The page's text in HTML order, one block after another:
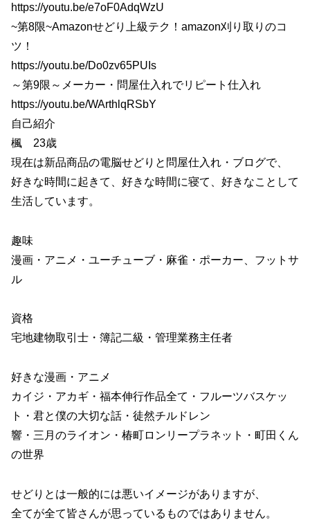
https://youtu.be/e7oF0AdqWzU
~第8限~Amazonせどり上級テク！amazon刈り取りのコ
ツ！
https://youtu.be/Do0zv65PUIs
～第9限～メーカー・問屋仕入れでリピート仕入れ
https://youtu.be/WArthlqRSbY
自己紹介
楓 23歳
現在は新品商品の電脳せどりと問屋仕入れ・ブログで、
好きな時間に起きて、好きな時間に寝て、好きなことして
生活しています。
趣味
漫画・アニメ・ユーチューブ・麻雀・ポーカー、フットサ
ル
資格
宅地建物取引士・簿記二級・管理業務主任者
好きな漫画・アニメ
カイジ・アカギ・福本伸行作品全て・フルーツバスケッ
ト・君と僕の大切な話・徒然チルドレン
響・三月のライオン・椿町ロンリープラネット・町田くん
の世界
せどりとは一般的には悪いイメージがありますが、
全てが全て皆さんが思っているものではありません。